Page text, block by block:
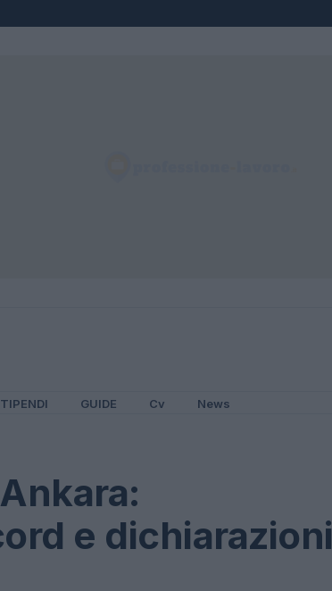
GUIDE Cv News
e dichiarazioni